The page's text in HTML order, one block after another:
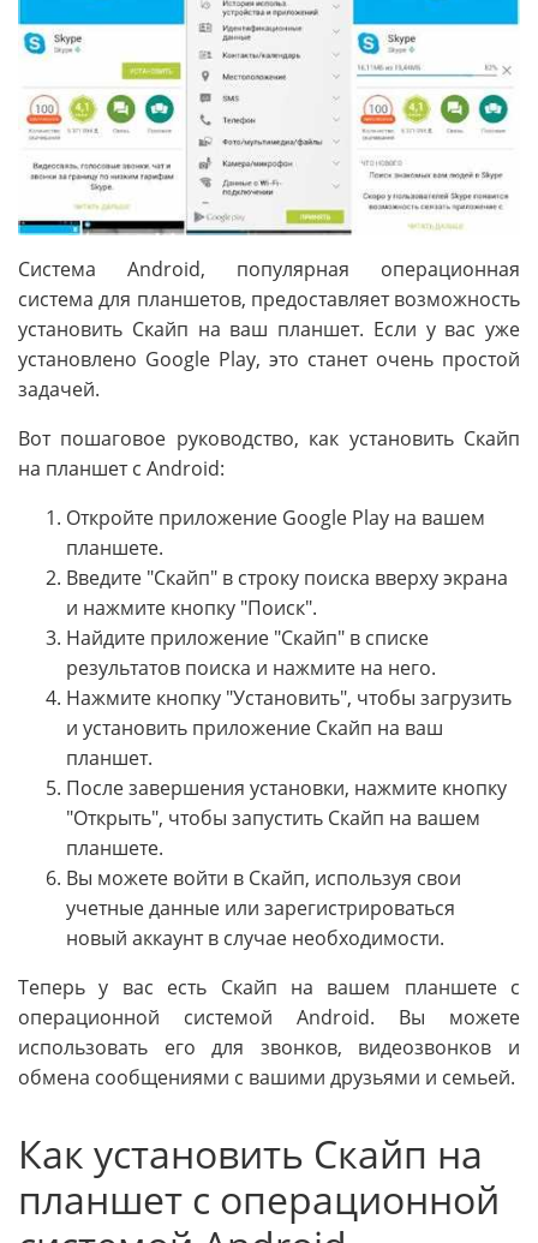
Система Android, популярная операционная
система для планшетов, предоставляет возможность
установить Скайп на ваш планшет. Если у вас уже
установлено Google Play, это станет очень простой
задачей.
Вот пошаговое руководство, как установить Скайп
на планшет с Android:
Откройте приложение Google Play на вашем
планшете.
Введите "Скайп" в строку поиска вверху экрана
и нажмите кнопку "Поиск".
Найдите приложение "Скайп" в списке
результатов поиска и нажмите на него.
Нажмите кнопку "Установить", чтобы загрузить
и установить приложение Скайп на ваш
планшет.
После завершения установки, нажмите кнопку
"Открыть", чтобы запустить Скайп на вашем
планшете.
Вы можете войти в Скайп, используя свои
учетные данные или зарегистрироваться
новый аккаунт в случае необходимости.
Теперь у вас есть Скайп на вашем планшете с
операционной системой Android. Вы можете
использовать его для звонков, видеозвонков и
обмена сообщениями с вашими друзьями и семьей.
Как установить Скайп на
планшет с операционной